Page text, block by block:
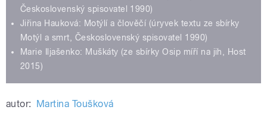
Československý spisovatel 1990)
Jiřina Hauková: Motýlí a člověčí (úryvek textu ze sbírky
Motýl a smrt, Československý spisovatel 1990)
Marie Iljašenko: Muškáty (ze sbírky Osip míří na jih, Host
2015)
autor: Martina Toušková